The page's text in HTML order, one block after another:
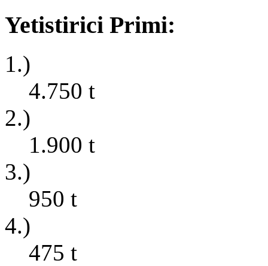
Yetistirici Primi:
1.)
4.750 t
2.)
1.900 t
3.)
950 t
4.)
475 t